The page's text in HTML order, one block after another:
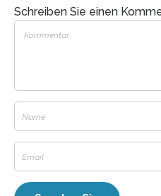
Schreiben Sie einen